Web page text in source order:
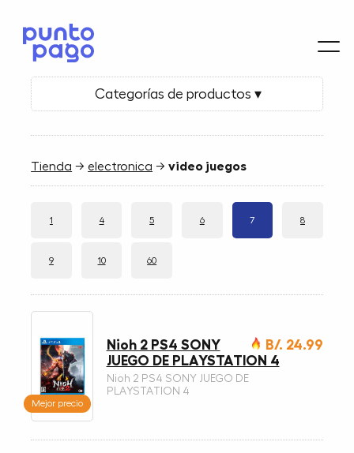
Categorías de productos ▾
Tienda →electronica →video juegos
1 4 5 6 7 8
9 10 60
Mejor precio
B/. 24.99
Nioh 2 PS4 SONY
JUEGO DE PLAYSTATION 4
Nioh 2 PS4 SONY JUEGO DE
PLAYSTATION 4